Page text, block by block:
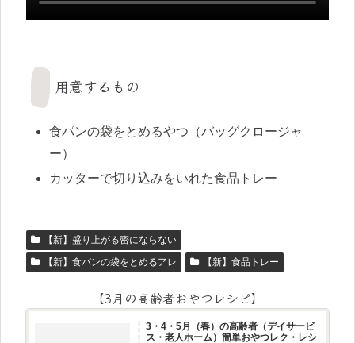
用意するもの
食パンの袋をとめるやつ（バッグクロージャ
ー）
カッターで切り込みをいれた食品トレー
【新】盛り上がる密にならない
【新】食パンの袋をとめるアレ
【新】食品トレー
【3月の高齢者おやつレシピ】
3・4・5月（春）の高齢者（デイサービ
ス・老人ホーム）簡単おやつレク・レシ